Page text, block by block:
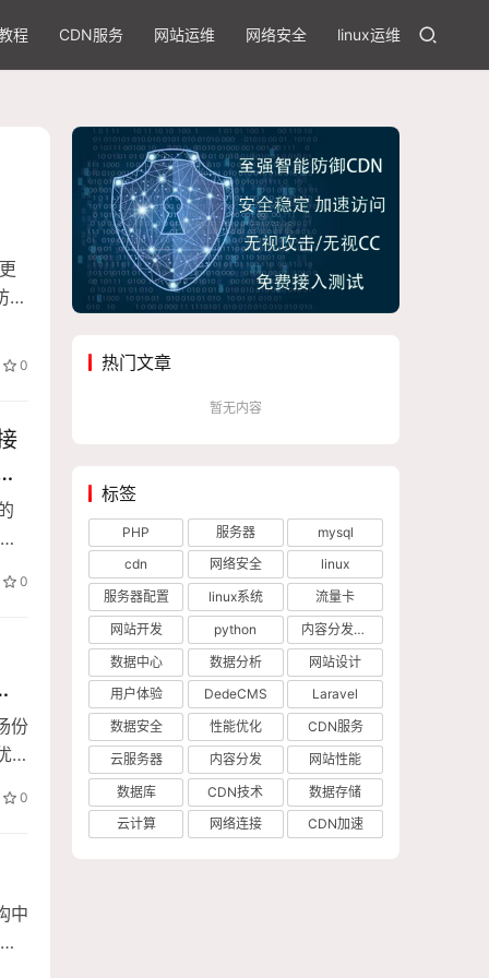
程 CDN服务 网站运维 网络安全 linux运维
问
0
0
份
0
中
热门文章
暂无内容
标签
PHP 服务器
mysql
cdn
网络安全
linux
服务器配置
linux系统
流量卡
网站开发
python
内容分发网络
数据中心
数据分析
网站设计
用户体验
DedeCMS
Laravel
数据安全
性能优化
CDN服务
云服务器
内容分发
网站性能
数据库
CDN技术
数据存储
云计算
网络连接 CDN加速